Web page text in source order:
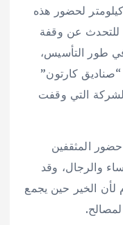
الخيرية قال إنه قطع أكثر من 200 كيلومتر لحضور هذه
للتحدث عن وقفة
طور التأسيس،
كارتون”
التي وقفت
المثقفين
والرجال، وقد
لأن الخير حين يجمع